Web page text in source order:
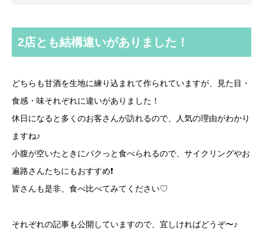
2店とも結構違いがありました！
どちらも甘酒を生地に練り込まれて作られていますが、見た目・
食感・味それぞれに違いがありました！
休日になると多くのお客さんが訪れるので、人気の理由がわかり
ますね♪
小腹が空いたときにパクっと食べられるので、サイクリングやお
遍路さんたちにもおすすめ❗️
皆さんも是非、食べ比べてみてください♡
それぞれの記事も公開していますので、宜しければどうぞ〜♪